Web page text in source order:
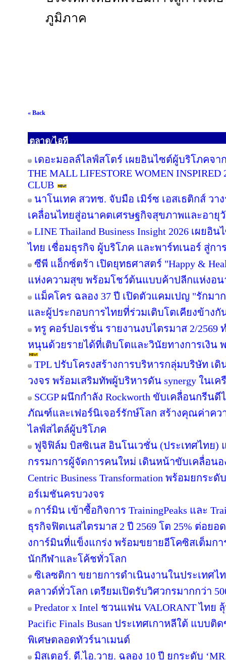
ภูมิภาค
« Back
ตลาด/ไอที
เดอะมอลล์ไลฟ์สโตร์ เผยอินไซต์ผู้บริโภคจา
THE MALL LIFESTORE WOMEN INSPIRED
CLUB
นาโนเทค สวทช. จับมือ เมิร์ซ เอสเธติกส์ วา
เคลื่อนไทยสู่อนาคตเศรษฐกิจสุขภาพและอายุ
LINE Thailand Business Insight 2026 เผย
ไทย เชื่อมธุรกิจ ผู้บริโภค และพาร์ทเนอร์ สู่กา
ซีพี แอ็กซ์ตร้า เปิดยุทธศาสตร์ "Happy &
แห่งความสุข พร้อมโชว์ต้นแบบค้าปลีกแห่งอ
แม็คโคร ฉลอง 37 ปี เปิดตัวแคมเปญ "รักม
และผู้ประกอบการไทยที่ร่วมเติบโตเคียงข้างกั
ทรู คอร์ปอเรชั่น รายงานงบไตรมาส 2/2569
หนุนด้วยรายได้ที่เติบโตและวินัยทางการเงิน
TPL ปรับโครงสร้างการบริหารกลุ่มบริษัท เ
วงจร พร้อมเสริมทัพผู้บริหารดัน synergy ในเค
SCGP ผนึกกำลัง Rockworth ขับเคลื่อนกรี
ภัณฑ์และเฟอร์นิเจอร์รักษ์โลก สร้างคุณค่าคว
ไลฟ์สไตล์ผู้บริโภค
ฟูจิฟิล์ม บิสซิเนส อินโนเวชั่น (ประเทศไทย)
กรรมการผู้จัดการคนใหม่ เดินหน้าขับเคลื่อนอ
Centric Business Transformation พร้อมยก
อร์เมชันครบวงจร
การ์มิน เข้าซื้อกิจการ TrainingPeaks และ
ธุรกิจฟิตเนสไตรมาส 2 ปี 2569 โต 25% ต่อย
งการ์มินที่แข็งแกร่ง พร้อมขยายอีโคซิสเต็มก
นักกีฬาและโค้ชทั่วโลก
ซิเลซติกา ขยายการดำเนินงานในประเทศไ
คลาวด์ทั่วโลก เตรียมเปิดรับวิศวกรมากกว่า
Predator x Intel ชวนแฟน VALORANT ไท
Pacific Finals Busan ประเทศเกาหลีใต้ แบบ
พิเศษตลอดทัวร์นาเมนต์
มิสเตอร์. ดี.ไอ.วาย. ฉลอง 10 ปี ยกระดับ